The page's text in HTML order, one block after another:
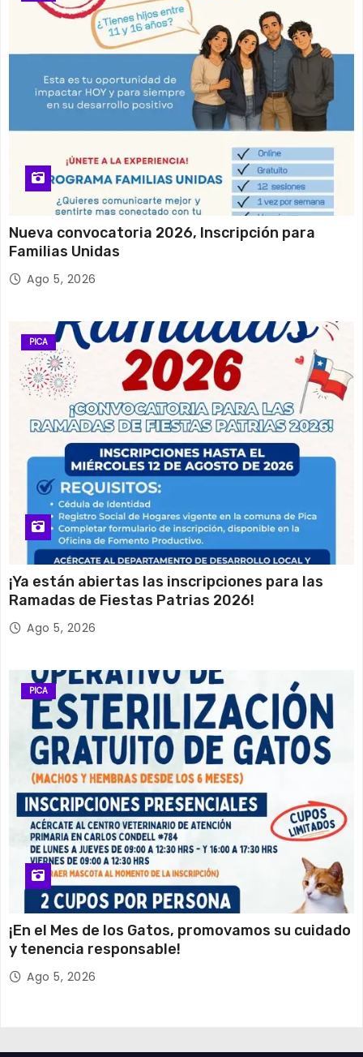
Nueva convocatoria 2026, Inscripción para
Familias Unidas
Ago 5, 2026
PICA
¡Ya están abiertas las inscripciones para las
Ramadas de Fiestas Patrias 2026!
Ago 5, 2026
PICA
¡En el Mes de los Gatos, promovamos su cuidado
y tenencia responsable!
Ago 5, 2026